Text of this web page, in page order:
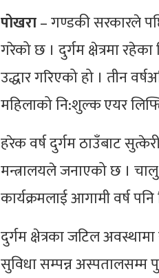
पोखरा– गण्डकी सरकारले
गरेको छ । दुर्गम क्षेत्रमा
उद्धार गरिएको हो । तीन
महिलाको नि:शुल्क एयर
हरेक वर्ष दुर्गम ठाउँबाट
मन्त्रालयले जनाएको छ ।
कार्यक्रमलाई आगामी वर्ष
दुर्गम क्षेत्रका जटिल
सुविधा सम्पन्न अस्पतालसम्म